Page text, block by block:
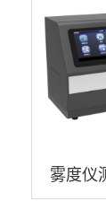
雾度仪